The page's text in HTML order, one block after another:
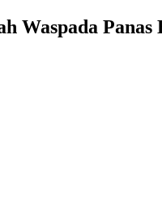
Waspada Panas